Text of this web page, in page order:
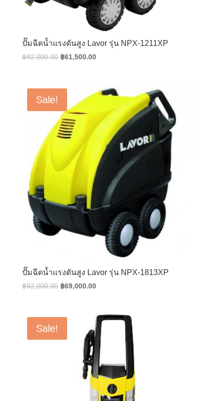
ปั๊มฉีดน้ำแรงดันสูง Lavor รุ่น NPX-1211XP
฿82,000.00 Original
฿82,000.00.
฿61,500.00Current
฿61,500.00.
Sale!
ปั๊มฉีดน้ำแรงดันสูง Lavor รุ่น NPX-1813XP
฿92,000.00 Original
฿92,000.00.
฿69,000.00Current
฿69,000.00.
Sale!